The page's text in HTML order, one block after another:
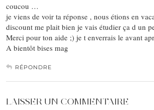
coucou …
je viens de voir ta réponse , nous étions en
discount me plait bien je vais étudier ça d un
Merci pour ton aide ;) je t enverrais le avant
A bientôt bises mag
RÉPONDRE
LAISSER UN COMMENTAIRE